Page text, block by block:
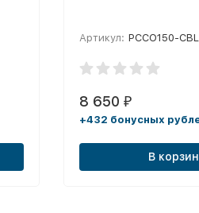
Артикул: PCCO150-
8 650₽
+432 бонусных
В